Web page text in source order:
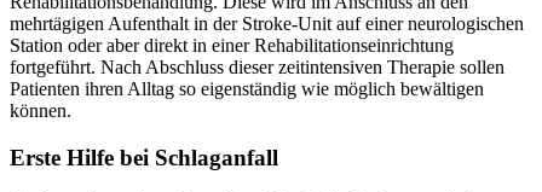
mehrtägigen Aufenthalt in der Stroke-Unit auf einer neurologischen
Station oder aber direkt in einer Rehabilitationseinrichtung
fortgeführt. Nach Abschluss dieser zeitintensiven Therapie sollen
Patienten ihren Alltag so eigenständig wie möglich bewältigen
können.
Erste Hilfe bei Schlaganfall